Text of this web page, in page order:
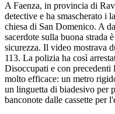
A Faenza, in provincia di
detective e ha smascherato i
chiesa di San Domenico. A
sacerdote sulla buona strada
sicurezza. Il video mostrava
113. La polizia ha così
Disoccupati e con
molto efficace: un metro
un linguetta di biadesivo per
banconote dalle cassette per